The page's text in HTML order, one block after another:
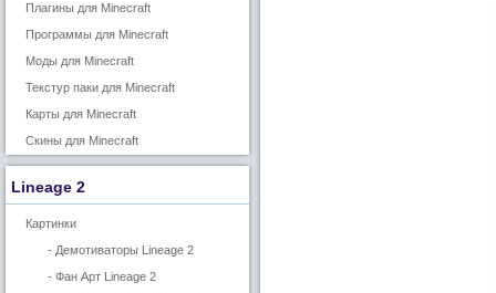
Плагины для Minecraft
Программы для Minecraft
Моды для Minecraft
Текстур паки для Minecraft
Карты для Minecraft
Скины для Minecraft
Lineage 2
Картинки
- Демотиваторы Lineage 2
- Фан Арт Lineage 2